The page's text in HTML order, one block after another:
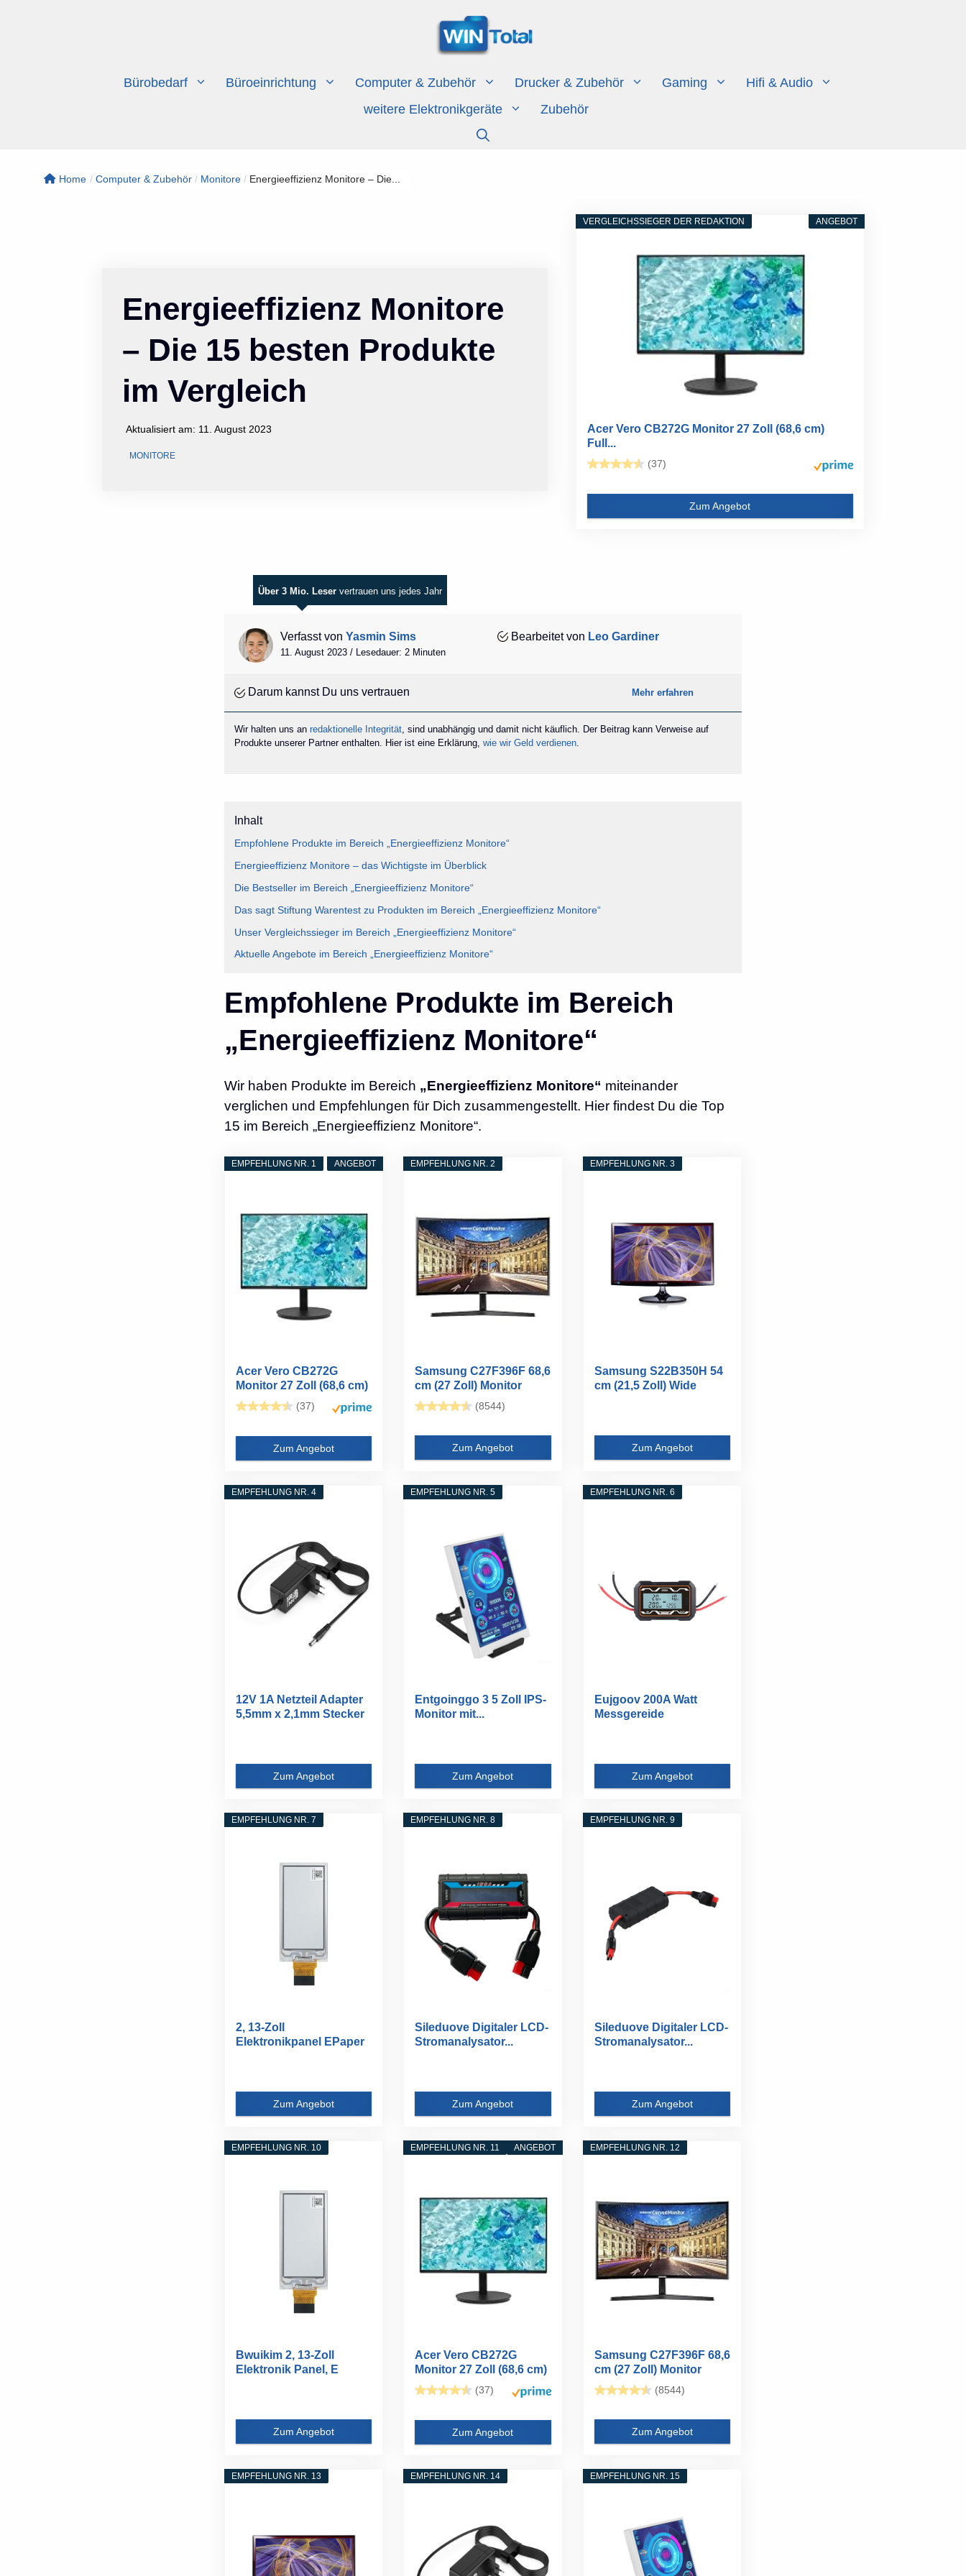
Bürobedarf Büroeinrichtung Computer & Zubehör Drucker & Zubehör Gaming
Hifi & Audio
weitere Elektronikgeräte
Zubehör
Home / Computer & Zubehör / Monitore / Energieeffizienz Monitore – Die...
Energieeffizienz Monitore
– Die 15 besten Produkte
im Vergleich
Aktualisiert am: 11. August 2023
MONITORE
ANGEBOT
VERGLEICHSSIEGER DER REDAKTION
Acer Vero CB272G Monitor 27 Zoll (68,6 cm)
Full...
(37)
Zum Angebot
Über 3 Mio. Leser vertrauen uns jedes Jahr
Verfasst von Yasmin Sims
11. August 2023 / Lesedauer: 2 Minuten
Bearbeitet von Leo Gardiner
Darum kannst Du uns vertrauen Mehr erfahren
Wir halten uns anredaktionelle Integrität, sind unabhängig und damit nicht käuflich. Der Beitrag kann Verweise auf
Produkte unserer Partner enthalten. Hier ist eine Erklärung,wie wir Geld verdienen.
Inhalt
Empfohlene Produkte im Bereich „Energieeffizienz Monitore“
Energieeffizienz Monitore – das Wichtigste im Überblick
Die Bestseller im Bereich „Energieeffizienz Monitore“
Das sagt Stiftung Warentest zu Produkten im Bereich „Energieeffizienz Monitore“
Unser Vergleichssieger im Bereich „Energieeffizienz Monitore“
Aktuelle Angebote im Bereich „Energieeffizienz Monitore“
Empfohlene Produkte im Bereich
„Energieeffizienz Monitore“
Wir haben Produkte im Bereich „Energieeffizienz Monitore“ miteinander
verglichen und Empfehlungen für Dich zusammengestellt. Hier findest Du die Top
15 im Bereich „Energieeffizienz Monitore“.
ANGEBOT
EMPFEHLUNG NR. 1
Acer Vero CB272G
Monitor 27 Zoll (68,6 cm)
Full...
(37)
Zum Angebot
EMPFEHLUNG NR. 2
Samsung C27F396F 68,6
cm (27 Zoll) Monitor
(VGA...
(8544)
Zum Angebot
EMPFEHLUNG NR. 3
Samsung S22B350H 54
cm (21,5 Zoll) Wide
Zum Angebot
EMPFEHLUNG NR. 4
12V 1A Netzteil Adapter
5,5mm x 2,1mm Stecker
Zum Angebot
EMPFEHLUNG NR. 5
Entgoinggo 3 5 Zoll IPS-
Monitor mit...
Zum Angebot
EMPFEHLUNG NR. 6
Eujgoov 200A Watt
Messgereide
Zum Angebot
EMPFEHLUNG NR. 7
2, 13-Zoll
Elektronikpanel EPaper
Zum Angebot
EMPFEHLUNG NR. 8
Sileduove Digitaler LCD-
Stromanalysator...
Zum Angebot
EMPFEHLUNG NR. 9
Sileduove Digitaler LCD-
Stromanalysator...
Zum Angebot
EMPFEHLUNG NR. 10
Bwuikim 2, 13-Zoll
Elektronik Panel, E
Zum Angebot
ANGEBOT
EMPFEHLUNG NR. 11
Acer Vero CB272G
Monitor 27 Zoll (68,6 cm)
Full...
(37)
Zum Angebot
EMPFEHLUNG NR. 12
Samsung C27F396F 68,6
cm (27 Zoll) Monitor
(VGA...
(8544)
Zum Angebot
EMPFEHLUNG NR. 13 EMPFEHLUNG NR. 14 EMPFEHLUNG NR. 15